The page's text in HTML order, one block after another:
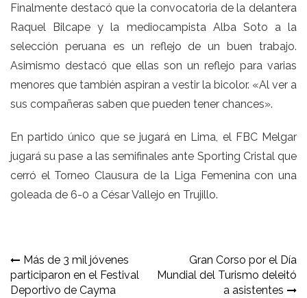
Finalmente destacó que la convocatoria de la delantera
Raquel Bilcape y la mediocampista Alba Soto a la
selección peruana es un reflejo de un buen trabajo.
Asimismo destacó que ellas son un reflejo para varias
menores que también aspiran a vestir la bicolor. «Al ver a
sus compañeras saben que pueden tener chances».
En partido único que se jugará en Lima, el FBC Melgar
jugará su pase a las semifinales ante Sporting Cristal que
cerró el Torneo Clausura de la Liga Femenina con una
goleada de 6-0 a César Vallejo en Trujillo.
Navegación
de
Más de 3 mil jóvenes
participaron en el Festival
Deportivo de Cayma
Gran Corso por el Día
Mundial del Turismo deleitó
a asistentes